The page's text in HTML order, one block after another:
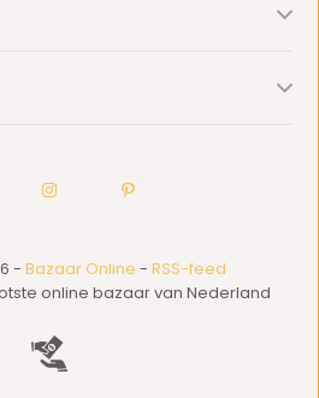
- Bazaar Online - RSS-feed
online bazaar van Nederland